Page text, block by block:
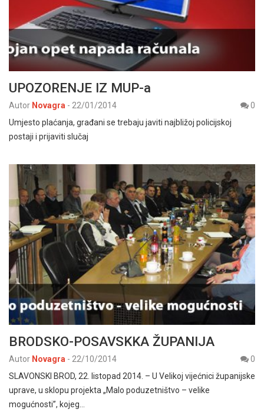
UPOZORENJE IZ MUP-a
Autor Novagra - 22/01/2014
0
Umjesto plaćanja, građani se trebaju javiti najbližoj policijskoj
postaji i prijaviti slučaj
BRODSKO-POSAVSKKA ŽUPANIJA
Autor Novagra - 22/10/2014
0
SLAVONSKI BROD, 22. listopad 2014. – U Velikoj vijećnici županijske
uprave, u sklopu projekta „Malo poduzetništvo – velike
mogućnosti”, kojeg…